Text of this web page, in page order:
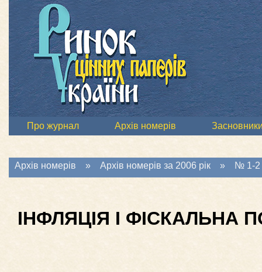
Про журнал Архів номерів
Архів номерів » Архів номерів за 2006 рік » № 1-2
ІНФЛЯЦІЯ І ФІСКАЛЬНА